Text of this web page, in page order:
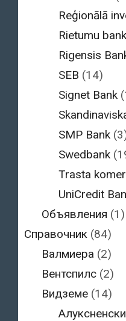
Reģionālā
Rietumu
Rigensis
SEB (14)
Signet Bank
SMP Bank
Swedbank
Trasta
UniCredit
Объявления (1)
Справочник (84)
Валмиера (2)
Вентспилс(2)
Видземе(14)